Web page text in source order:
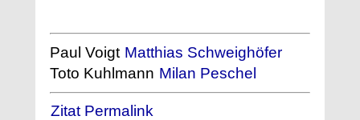
Paul Voigt Matthias Schweighöfer
Toto Kuhlmann Milan Peschel
Zitat Permalink